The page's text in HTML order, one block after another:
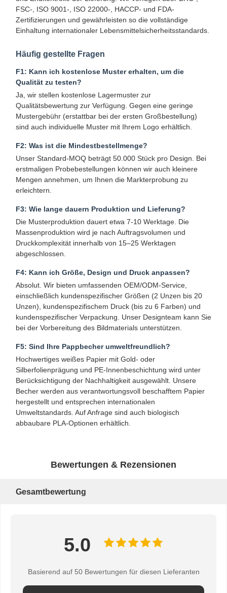
Rolle
Uns
Plaudern Sie
Jetzt
Papierkaffeetasse
Eiscreme-Papier-Schale
Papiersuppenbecher
Papiertüte mit Griff
Take-Out-Box
Maßgeschneiderte Bäckerkisten
maßgeschneiderte Papierbox
Wegwerfplastikschale
Druckpapier-Nappen
Deli-Wrap-Papier
Verpackungen für Lebensmittel und Getränke
FSC-, ISO 9001-, ISO 22000-, HACCP- und FDA-
Zertifizierungen und gewährleisten so die vollständige
Einhaltung internationaler Lebensmittelsicherheitsstandards.
Häufig gestellte Fragen
F1: Kann ich kostenlose Muster erhalten, um die
Qualität zu testen?
Ja, wir stellen kostenlose Lagermuster zur
Qualitätsbewertung zur Verfügung. Gegen eine geringe
Mustergebühr (erstattbar bei der ersten Großbestellung)
sind auch individuelle Muster mit Ihrem Logo erhältlich.
F2: Was ist die Mindestbestellmenge?
Unser Standard-MOQ beträgt 50.000 Stück pro Design. Bei
erstmaligen Probebestellungen können wir auch kleinere
Mengen annehmen, um Ihnen die Markterprobung zu
erleichtern.
F3: Wie lange dauern Produktion und Lieferung?
Die Musterproduktion dauert etwa 7-10 Werktage. Die
Massenproduktion wird je nach Auftragsvolumen und
Druckkomplexität innerhalb von 15–25 Werktagen
abgeschlossen.
F4: Kann ich Größe, Design und Druck anpassen?
Absolut. Wir bieten umfassenden OEM/ODM-Service,
einschließlich kundenspezifischer Größen (2 Unzen bis 20
Unzen), kundenspezifischem Druck (bis zu 6 Farben) und
kundenspezifischer Verpackung. Unser Designteam kann Sie
bei der Vorbereitung des Bildmaterials unterstützen.
F5: Sind Ihre Pappbecher umweltfreundlich?
Hochwertiges weißes Papier mit Gold- oder
Silberfolienprägung und PE-Innenbeschichtung wird unter
Berücksichtigung der Nachhaltigkeit ausgewählt. Unsere
Becher werden aus verantwortungsvoll beschafftem Papier
hergestellt und entsprechen internationalen
Umweltstandards. Auf Anfrage sind auch biologisch
abbaubare PLA-Optionen erhältlich.
Bewertungen & Rezensionen
Gesamtbewertung
5.0
Basierend auf 50 Bewertungen für diesen Lieferanten